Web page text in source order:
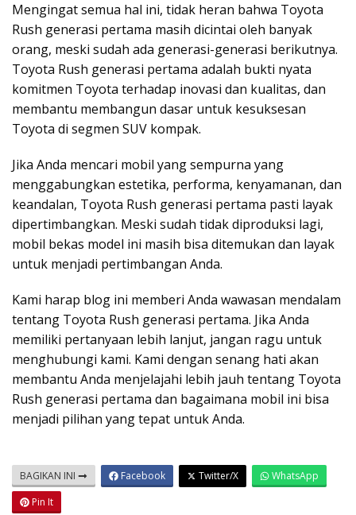
Mengingat semua hal ini, tidak heran bahwa Toyota
Rush generasi pertama masih dicintai oleh banyak
orang, meski sudah ada generasi-generasi berikutnya.
Toyota Rush generasi pertama adalah bukti nyata
komitmen Toyota terhadap inovasi dan kualitas, dan
membantu membangun dasar untuk kesuksesan
Toyota di segmen SUV kompak.
Jika Anda mencari mobil yang sempurna yang
menggabungkan estetika, performa, kenyamanan, dan
keandalan, Toyota Rush generasi pertama pasti layak
dipertimbangkan. Meski sudah tidak diproduksi lagi,
mobil bekas model ini masih bisa ditemukan dan layak
untuk menjadi pertimbangan Anda.
Kami harap blog ini memberi Anda wawasan mendalam
tentang Toyota Rush generasi pertama. Jika Anda
memiliki pertanyaan lebih lanjut, jangan ragu untuk
menghubungi kami. Kami dengan senang hati akan
membantu Anda menjelajahi lebih jauh tentang Toyota
Rush generasi pertama dan bagaimana mobil ini bisa
menjadi pilihan yang tepat untuk Anda.
BAGIKAN INI Facebook Twitter/X
WhatsApp
Pin It